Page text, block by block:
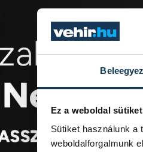
Ez a weboldal
Sütiket használunk
weboldalforgalmunk